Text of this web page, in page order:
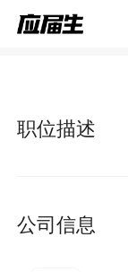
职位描述
公司信息